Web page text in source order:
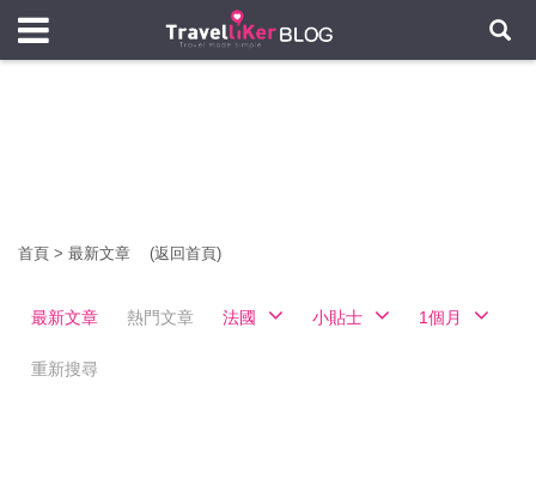
首頁 > 最新文章 (返回首頁)
最新文章 熱門文章 法國 小貼士 1個月
重新搜尋